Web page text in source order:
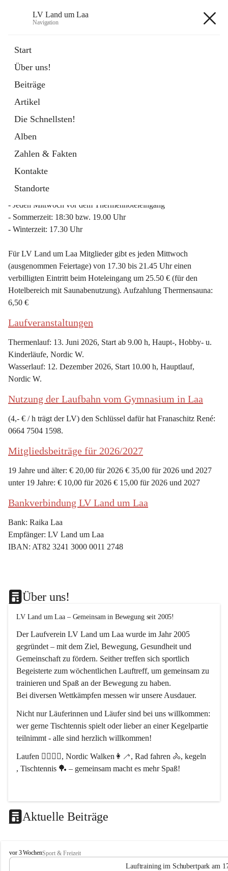
LV Land um Laa
Navigation
Start
Über uns!
Beiträge
Artikel
Die Schnellsten!
Alben
Zahlen & Fakten
Kontakte
Standorte
Externe Webseite
in
Tab
Mitgliederinfo 2026
Lauftreff
- Jeden Mittwoch vor dem Thermenhoteleingang
- Sommerzeit: 18:30 bzw. 19.00 Uhr
- Winterzeit: 17.30 Uhr
Für LV Land um Laa Mitglieder gibt es jeden Mittwoch
(ausgenommen Feiertage) von 17.30 bis 21.45 Uhr einen
verbilligten Eintritt beim Hoteleingang um 25.50 € (für den
Hotelbereich mit Saunabenutzung). Aufzahlung Thermensauna:
6,50 €
Laufveranstaltungen
Thermenlauf: 13. Juni 2026, Start ab 9.00 h, Haupt-, Hobby- u.
Kinderläufe, Nordic W.
Wasserlauf: 12. Dezember 2026, Start 10.00 h, Hauptlauf,
Nordic W.
Nutzung der Laufbahn vom Gymnasium in Laa
(4,- € / h trägt der LV) den Schlüssel dafür hat Franaschitz René:
0664 7504 1598.
Mitgliedsbeiträge für 2026/2027
19 Jahre und älter: € 20,00 für 2026 € 35,00 für 2026 und 2027
unter 19 Jahre: € 10,00 für 2026 € 15,00 für 2026 und 2027
Bankverbindung LV Land um Laa
Bank: Raika Laa
Empfänger: LV Land um Laa
IBAN: AT82 3241 3000 0011 2748
Über uns!
LV Land um Laa – Gemeinsam in Bewegung seit 2005!
Der Laufverein LV Land um Laa wurde im Jahr 2005
gegründet – mit dem Ziel, Bewegung, Gesundheit und
Gemeinschaft zu fördern. Seither treffen sich sportlich
Begeisterte zum wöchentlichen Lauftreff, um gemeinsam zu
trainieren und Spaß an der Bewegung zu haben.
Bei diversen Wettkämpfen messen wir unsere Ausdauer.
Nicht nur Läuferinnen und Läufer sind bei uns willkommen:
wer gerne Tischtennis spielt oder lieber an einer Kegelpartie
teilnimmt - alle sind herzlich willkommen!
Laufen 🏃‍♂️🏃‍♀️, Nordic Walken👩‍🦯, Rad fahren 🚴, kegeln
, Tischtennis 🏓 – gemeinsam macht es mehr Spaß!
Aktuelle Beiträge
L
V
vor 3 WochenSport & Freizeit
Lauftraining im Schubertpark am